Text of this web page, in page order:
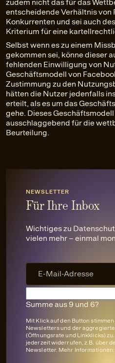
zudem nicht das für das
entscheidende Verhältnis von
Konkurrenten und sei auch
Kriterium für eine
Selbst wenn es zu einem
gekommen sei, könne dieser
fehlenden Einwilligung von
Geschäftsmodell von
Zustimmung zu den
hätten die Nutzer jedenfalls
erteilt, als es um das
gehe. Dieses
ausschlaggebend für die
Beurteilung.
NEWSLETTER
Für Ihre Inbox
Wichtiges zu
vielen mehr – einmal
Summe aus 9 und 6?
Mit Klick auf den Button
Newsletters und der
(Öffnungsrate und Linkklicks)
jederzeit widerrufen, z.B. über
Newsletter. Mehr Informationen: